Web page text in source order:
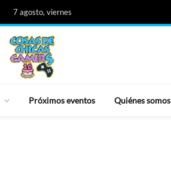
7 agosto, viernes
Próximos eventos Quiénes somos